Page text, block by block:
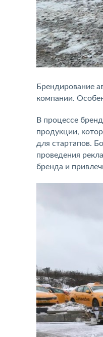
Брендирование
компании.
В процессе
продукции,
для стартапов.
проведения
бренда и